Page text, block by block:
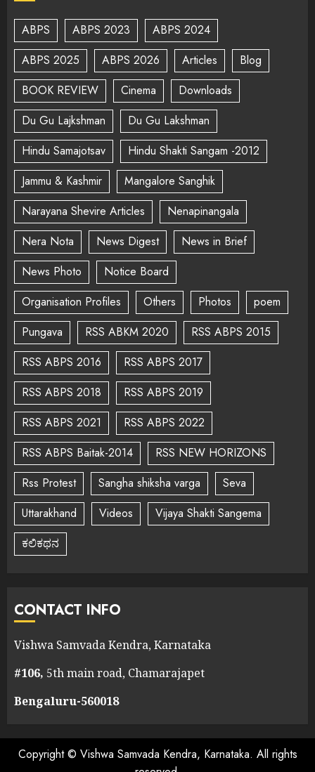
ABPS ABPS 2023
ABPS 2024
ABPS 2025
ABPS 2026 Articles
Blog
BOOK REVIEW
Cinema
Downloads
Du Gu Lajkshman
Du Gu Lakshman
Hindu Samajotsav
Hindu Shakti Sangam -2012
Jammu & Kashmir
Mangalore Sanghik
Narayana Shevire Articles
Nenapinangala
Nera Nota
News Digest
News in Brief
News Photo
Notice Board
Organisation Profiles
Others Photos
poem
Pungava
RSS ABKM 2020
RSS ABPS 2015
RSS ABPS 2016
RSS ABPS 2017
RSS ABPS 2018
RSS ABPS 2019
RSS ABPS 2021
RSS ABPS 2022
RSS ABPS Baitak-2014
RSS NEW HORIZONS
Rss Protest
Sangha shiksha varga
Seva
Uttarakhand
Videos
Vijaya Shakti Sangema
ಕಲಿಕಥನ
CONTACT INFO
Vishwa Samvada Kendra, Karnataka
#106, 5th main road, Chamarajapet
Bengaluru-560018
Copyright © Vishwa Samvada Kendra, Karnataka. All rights